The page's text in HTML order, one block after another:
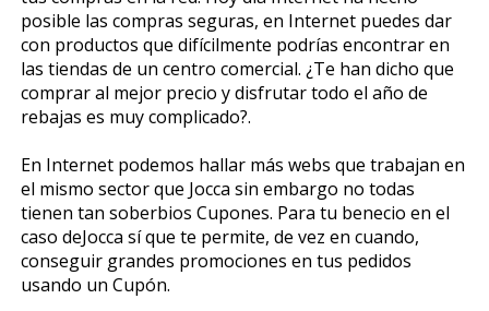
posible las compras seguras, en Internet puedes dar
con productos que difícilmente podrías encontrar en
las tiendas de un centro comercial. ¿Te han dicho que
comprar al mejor precio y disfrutar todo el año de
rebajas es muy complicado?.
En Internet podemos hallar más webs que trabajan en
el mismo sector que Jocca sin embargo no todas
tienen tan soberbios Cupones. Para tu beneficio en el
caso deJocca sí que te permite, de vez en cuando,
conseguir grandes promociones en tus pedidos
usando un Cupón.